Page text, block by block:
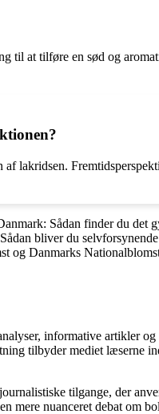
til at tilføre en sød og
lakridsen.
Sådan finder du det
bliver du
og Danmarks
informative artikler
tilbyder mediet læserne
tilgange, der
mere nuanceret debat om